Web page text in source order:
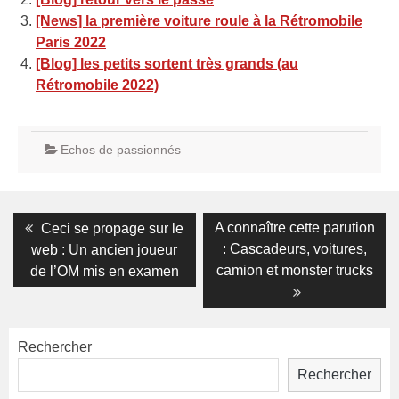
[News] la première voiture roule à la Rétromobile
Paris 2022
[Blog] les petits sortent très grands (au
Rétromobile 2022)
Echos de passionnés
Navigation
de
l’article
Previous
post:
Ceci se propage sur le
web : Un ancien joueur
de l’OM mis en examen
Next
post:
A connaître cette parution
: Cascadeurs, voitures,
camion et monster trucks
Rechercher
Rechercher